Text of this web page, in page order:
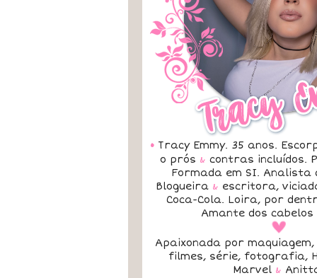
• Tracy Emmy. 35 anos.
o prós & contras incluídos.
Formada em SI. Analista
Blogueira & escritora,
Coca-Cola. Loira, por
Amante dos
a
Apaixonada por maquiagem,
filmes, série, fotografia,
Marvel &